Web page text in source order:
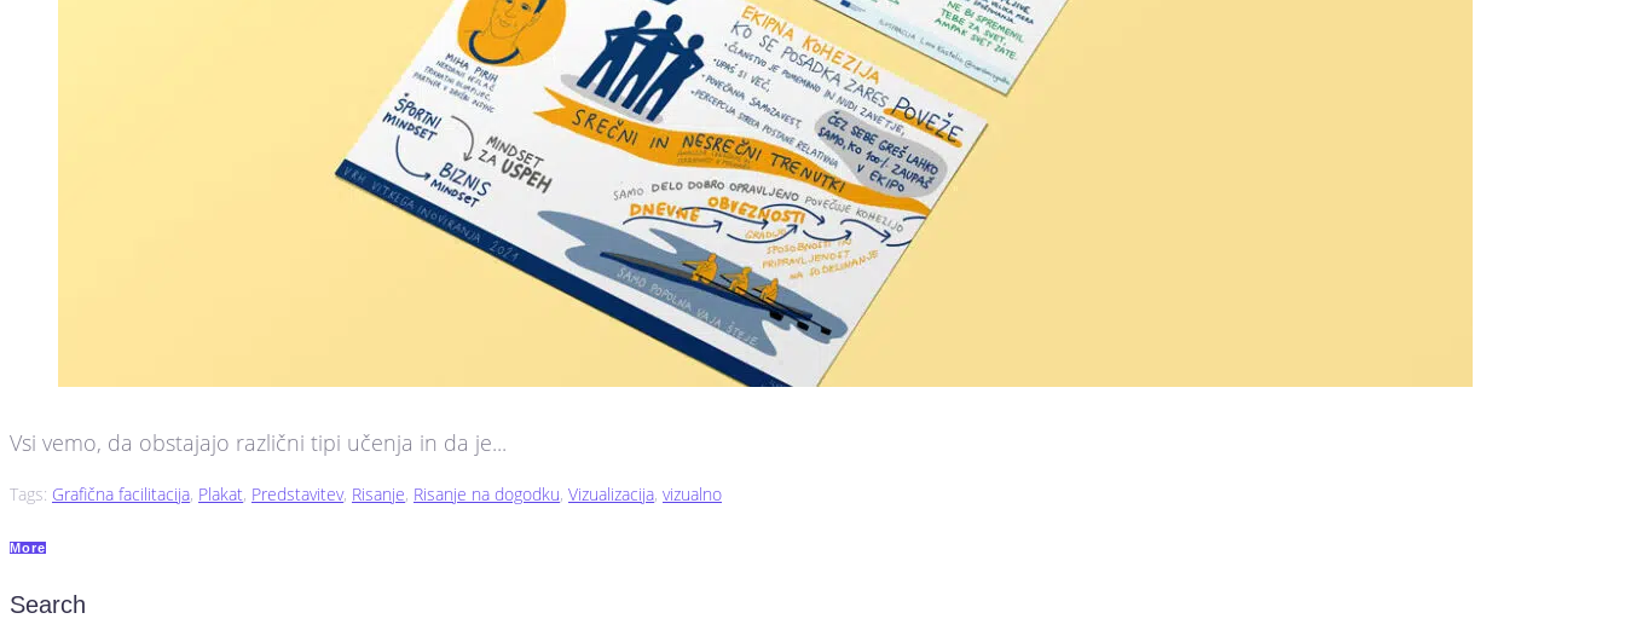
Vsi vemo, da obstajajo različni tipi učenja in da je...
Tags: Grafična facilitacija, Plakat, Predstavitev, Risanje, Risanje na dogodku, Vizualizacija, vizualno
More
Search